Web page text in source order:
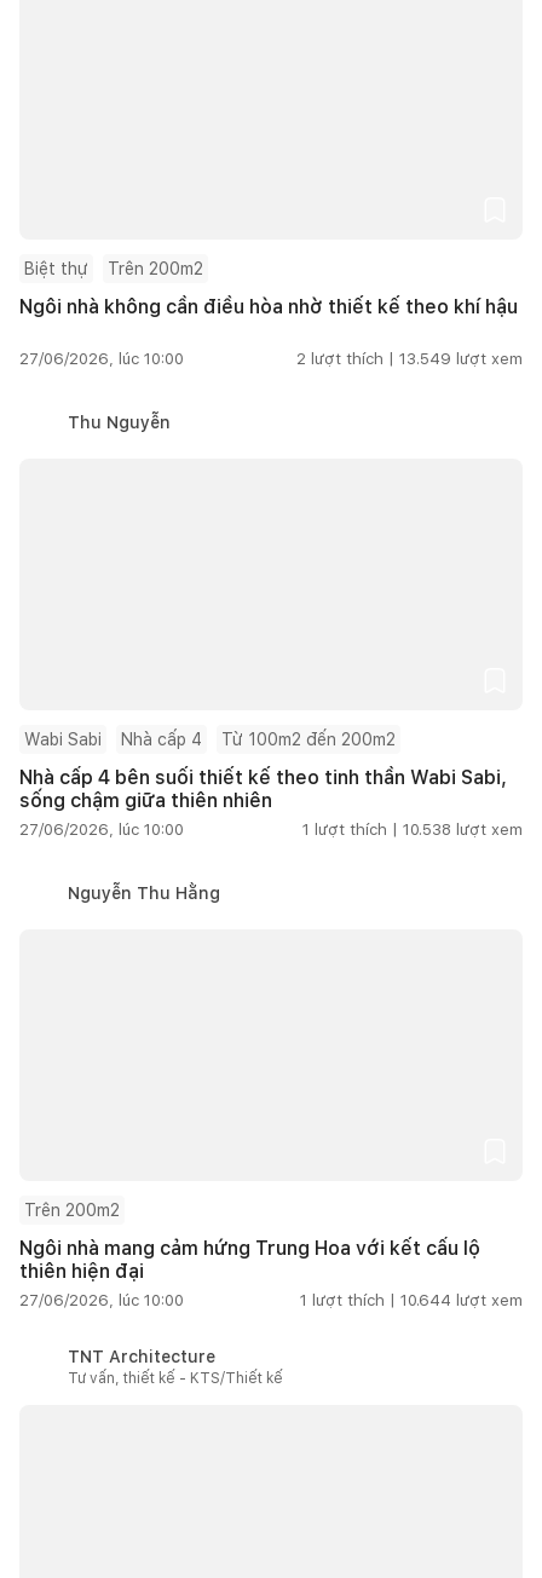
Biệt thự Trên 200m2
Ngôi nhà không cần điều hòa nhờ thiết kế theo khí hậu
27/06/2026, lúc 10:00 2 lượt thích | 13.549 lượt xem
Thu Nguyễn
Wabi Sabi Nhà cấp 4 Từ 100m2 đến 200m2
Nhà cấp 4 bên suối thiết kế theo tinh thần Wabi Sabi,
sống chậm giữa thiên nhiên
27/06/2026, lúc 10:00 1 lượt thích | 10.538 lượt xem
Nguyễn Thu Hằng
Trên 200m2
Ngôi nhà mang cảm hứng Trung Hoa với kết cấu lộ
thiên hiện đại
27/06/2026, lúc 10:00 1 lượt thích | 10.644 lượt xem
TNT Architecture
Tư vấn, thiết kế - KTS/Thiết kế